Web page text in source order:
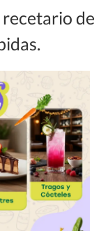
recetario de